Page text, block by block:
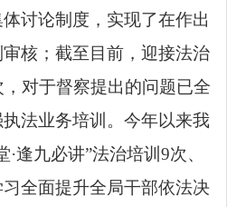
讨论制度，实现了在作出
核；截至目前，迎接法治
对于督察提出的问题已全
法业务培训。今年以来我
逢九必讲”法治培训9次、
全面提升全局干部依法决